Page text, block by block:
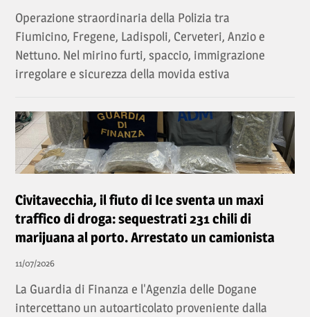
Operazione straordinaria della Polizia tra
Fiumicino, Fregene, Ladispoli, Cerveteri, Anzio e
Nettuno. Nel mirino furti, spaccio, immigrazione
irregolare e sicurezza della movida estiva
Civitavecchia, il fiuto di Ice sventa un maxi
traffico di droga: sequestrati 231 chili di
marijuana al porto. Arrestato un camionista
11/07/2026
La Guardia di Finanza e l'Agenzia delle Dogane
intercettano un autoarticolato proveniente dalla